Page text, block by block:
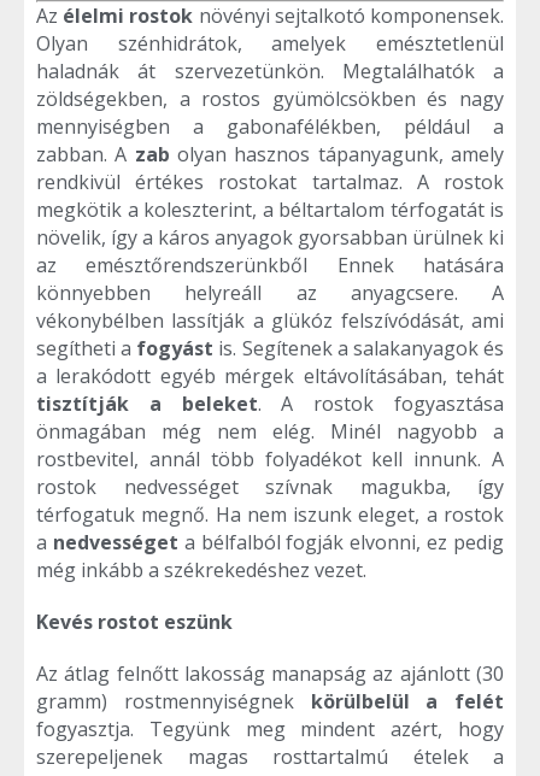
Az élelmi rostok növényi sejtalkotó komponensek.
Olyan szénhidrátok, amelyek emésztetlenül
haladnák át szervezetünkön. Megtalálhatók a
zöldségekben, a rostos gyümölcsökben és nagy
mennyiségben a gabonafélékben, például a
zabban. A zab olyan hasznos tápanyagunk, amely
rendkivül értékes rostokat tartalmaz. A rostok
megkötik a koleszterint, a béltartalom térfogatát is
növelik, így a káros anyagok gyorsabban ürülnek ki
az emésztőrendszerünkből Ennek hatására
könnyebben helyreáll az anyagcsere. A
vékonybélben lassítják a glükóz felszívódását, ami
segítheti a fogyást is. Segítenek a salakanyagok és
a lerakódott egyéb mérgek eltávolításában, tehát
tisztítják a beleket. A rostok fogyasztása
önmagában még nem elég. Minél nagyobb a
rostbevitel, annál több folyadékot kell innunk. A
rostok nedvességet szívnak magukba, így
térfogatuk megnő. Ha nem iszunk eleget, a rostok
a nedvességet a bélfalból fogják elvonni, ez pedig
még inkább a székrekedéshez vezet.
Kevés rostot eszünk
Az átlag felnőtt lakosság manapság az ajánlott (30
gramm) rostmennyiségnek körülbelül a felét
fogyasztja. Tegyünk meg mindent azért, hogy
szerepeljenek magas rosttartalmú ételek a